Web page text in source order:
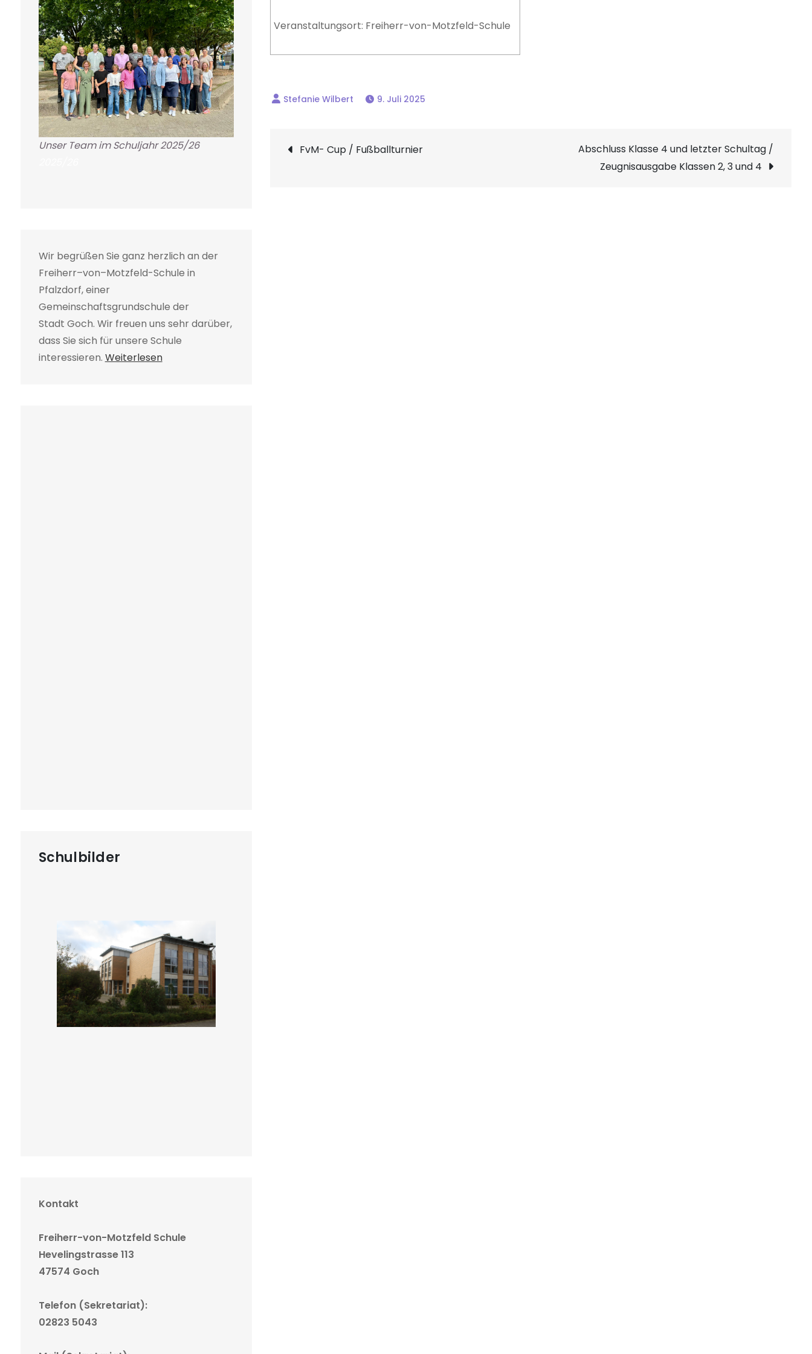
Veranstaltungsort: Freiherr-von-Motzfeld-Schule
9. Juli 2025
Beitragsnavigation
FvM- Cup / Fußballturnier
Abschluss Klasse 4 und letzter Schultag /
Zeugnisausgabe Klassen 2, 3 und 4
Unser Team im Schuljahr 2025/26
Wir begrüßen Sie ganz herzlich an der
Freiherr–von–Motzfeld-Schule in
Pfalzdorf, einer
Gemeinschaftsgrundschule der
Stadt Goch. Wir freuen uns sehr darüber,
dass Sie sich für unsere Schule
interessieren. Weiterlesen
Schulbilder
Kontakt
Freiherr-von-Motzfeld Schule
Hevelingstrasse 113
47574 Goch
Telefon (Sekretariat):
02823 5043